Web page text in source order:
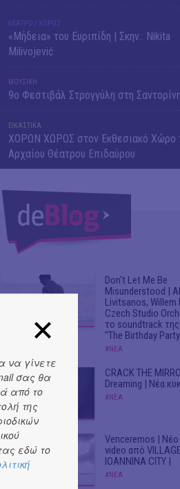
ΘΕΑΤΡΟ / ΧΟΡΟΣ
«Μήδεια» του Ευριπίδη | Σκην.: Nikita
Milivojević
ΜΟΥΣΙΚΗ
9o Φεστιβάλ Στρογγύλη στη Σαντορίνη
ΕΙΚΑΣΤΙΚΑ
ΧΟΡΩΝ ΧΩΡΟΣ στον Εκθεσιακό Χώρο
Αρχαίου Θέατρου Επιδαύρου
Don't Let Me Be
Misunderstood |
Livitsanos, Willem
Czech Studio
το soundtrack της
"The Birthday
#ΝΕΑ
CRACK THE
Dreaming | Νέα
#ΝΕΑ
Venceremos |
video από
IOANNINA CITY |
#ΝΕΑ
να γίνετε
σας θα
από το
της
εδώ το